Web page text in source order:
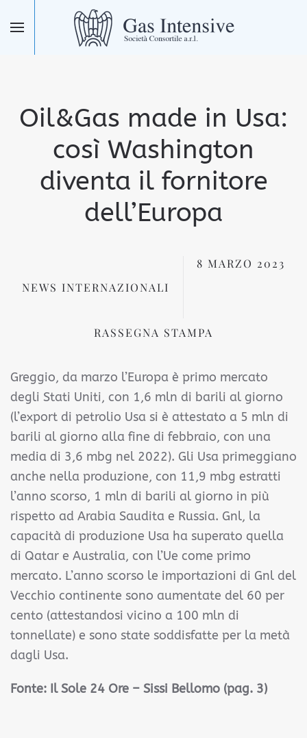
Skip to main content
Oil&Gas made in Usa:
così Washington
diventa il fornitore
dell’Europa
NEWS INTERNAZIONALI
8 MARZO 2023
RASSEGNA STAMPA
Greggio, da marzo l’Europa è primo mercato
degli Stati Uniti, con 1,6 mln di barili al giorno
(l’export di petrolio Usa si è attestato a 5 mln di
barili al giorno alla fine di febbraio, con una
media di 3,6 mbg nel 2022). Gli Usa primeggiano
anche nella produzione, con 11,9 mbg estratti
l’anno scorso, 1 mln di barili al giorno in più
rispetto ad Arabia Saudita e Russia. Gnl, la
capacità di produzione Usa ha superato quella
di Qatar e Australia, con l’Ue come primo
mercato. L’anno scorso le importazioni di Gnl del
Vecchio continente sono aumentate del 60 per
cento (attestandosi vicino a 100 mln di
tonnellate) e sono state soddisfatte per la metà
dagli Usa.
Fonte: Il Sole 24 Ore – Sissi Bellomo (pag. 3)